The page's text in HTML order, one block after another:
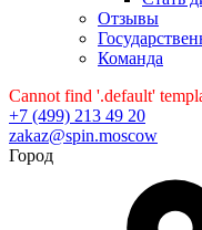
Отзывы
Команда
Cannot find '.default'
+7 (499) 213 49 20
zakaz@spin.moscow
Город